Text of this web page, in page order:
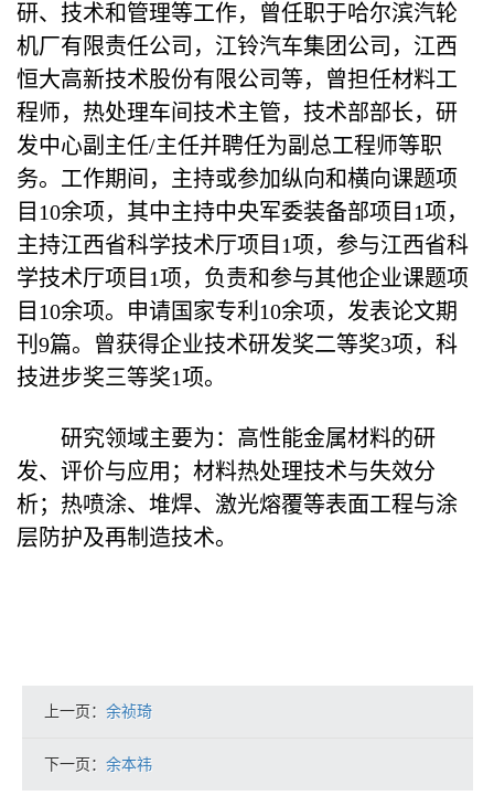
研、技术和管理等工作，曾任职于哈尔滨汽轮
机厂有限责任公司，江铃汽车集团公司，江西
恒大高新技术股份有限公司等，曾担任材料工
程师，热处理车间技术主管，技术部部长，研
发中心副主任/主任并聘任为副总工程师等职
务。工作期间，主持或参加纵向和横向课题项
目10余项，其中主持中央军委装备部项目1项，
主持江西省科学技术厅项目1项，参与江西省科
学技术厅项目1项，负责和参与其他企业课题项
目10余项。申请国家专利10余项，发表论文期
刊9篇。曾获得企业技术研发奖二等奖3项，科
技进步奖三等奖1项。
研究领域主要为：高性能金属材料的研
发、评价与应用；材料热处理技术与失效分
析；热喷涂、堆焊、激光熔覆等表面工程与涂
层防护及再制造技术。
上一页： 余祯琦
下一页： 余本祎